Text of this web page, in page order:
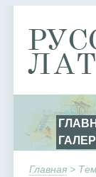
Главная >